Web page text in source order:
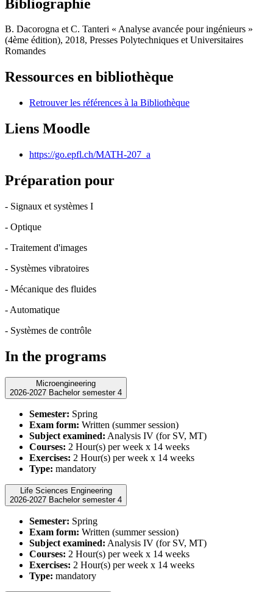
Bibliographie
B. Dacorogna et C. Tanteri « Analyse avancée pour ingénieurs »
(4ème édition), 2018, Presses Polytechniques et Universitaires
Romandes
Ressources en bibliothèque
Retrouver les références à la Bibliothèque
Liens Moodle
https://go.epfl.ch/MATH-207_a
Préparation pour
- Signaux et systèmes I
- Optique
- Traitement d'images
- Systèmes vibratoires
- Mécanique des fluides
- Automatique
- Systèmes de contrôle
In the programs
Microengineering
2026-2027 Bachelor semester 4
Semester: Spring
Exam form: Written (summer session)
Subject examined: Analysis IV (for SV, MT)
Courses: 2 Hour(s) per week x 14 weeks
Exercises: 2 Hour(s) per week x 14 weeks
Type: mandatory
Life Sciences Engineering
2026-2027 Bachelor semester 4
Semester: Spring
Exam form: Written (summer session)
Subject examined: Analysis IV (for SV, MT)
Courses: 2 Hour(s) per week x 14 weeks
Exercises: 2 Hour(s) per week x 14 weeks
Type: mandatory